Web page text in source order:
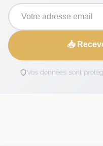
📥
Vos données sont